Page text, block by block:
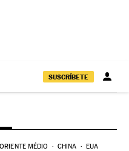
SUSCRÍBETE
ORIENTE MÉDIO CHINA EUA